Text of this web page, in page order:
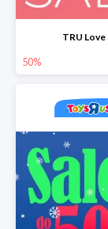
TRU Love
50%